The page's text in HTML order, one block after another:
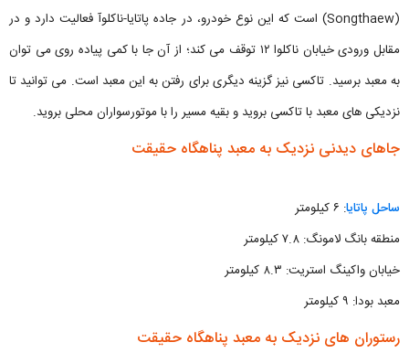
(Songthaew) است که این نوع خودرو، در جاده پاتایا-ناکلوآ فعالیت دارد و در
مقابل ورودی خیابان ناکلوا ۱۲ توقف می کند؛ از آن جا با کمی پیاده روی می توان
به معبد برسید. تاکسی نیز گزینه دیگری برای رفتن به این معبد است. می توانید تا
نزدیکی های معبد با تاکسی بروید و بقیه مسیر را با موتورسواران محلی بروید.
جاهای دیدنی نزدیک به معبد پناهگاه حقیقت
ساحل پاتایا: ۶ کیلومتر
منطقه بانگ لامونگ: ۷.۸ کیلومتر
خیابان واکینگ استریت: ۸.۳ کیلومتر
معبد بودا: ۹ کیلومتر
رستوران های نزدیک به معبد پناهگاه حقیقت